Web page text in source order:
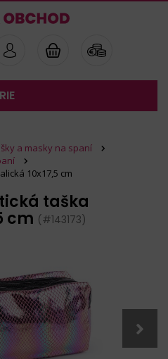
a masky na spaní
10x17,5 cm
taška
cm (#143173)